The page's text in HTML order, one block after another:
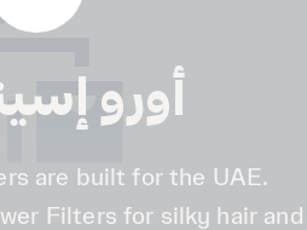
أورو
are built for the UAE.
Filters for silky hair and